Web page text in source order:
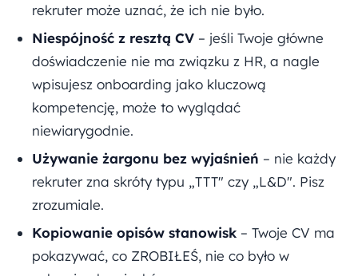
rekruter może uznać, że ich nie było.
Niespójność z resztą CV – jeśli Twoje główne
doświadczenie nie ma związku z HR, a nagle
wpisujesz onboarding jako kluczową
kompetencję, może to wyglądać
niewiarygodnie.
Używanie żargonu bez wyjaśnień – nie każdy
rekruter zna skróty typu „TTT" czy „L&D". Pisz
zrozumiale.
Kopiowanie opisów stanowisk – Twoje CV ma
pokazywać, co ZROBIŁEŚ, nie co było w